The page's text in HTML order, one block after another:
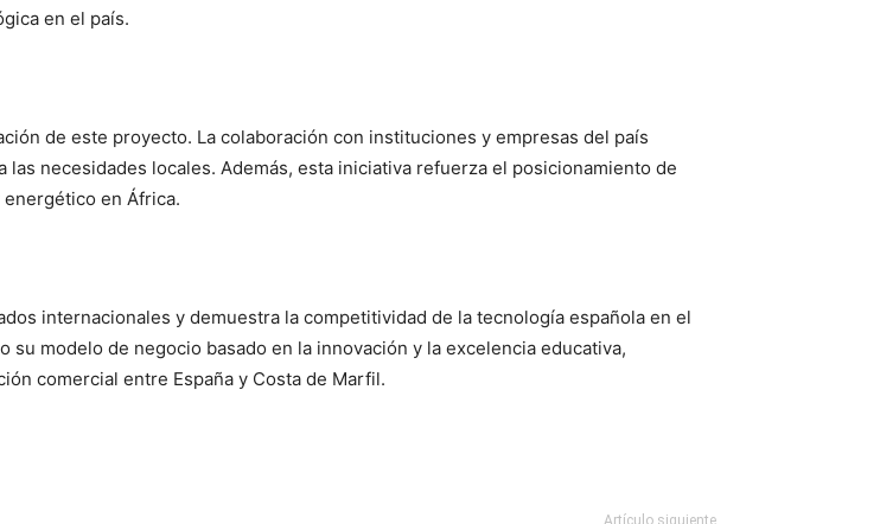
en el país.
de este proyecto. La colaboración con instituciones y empresas del país
necesidades locales. Además, esta iniciativa refuerza el posicionamiento de
en África.
internacionales y demuestra la competitividad de la tecnología española en el
modelo de negocio basado en la innovación y la excelencia educativa,
comercial entre España y Costa de Marfil.
Artículo siguiente